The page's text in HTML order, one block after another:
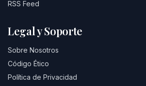
RSS Feed
Legal y Soporte
Sobre Nosotros
Código Ético
Política de Privacidad